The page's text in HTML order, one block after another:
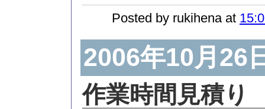
Posted by rukihena at
2006年10月26
作業時間見積り